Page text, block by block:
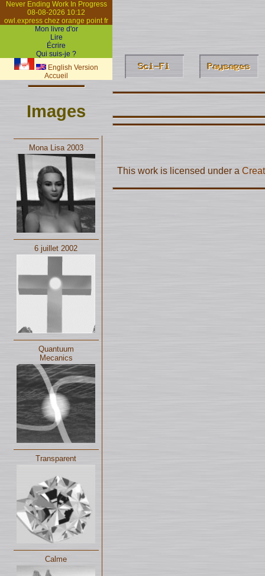
Never Ending Work In Progress
08-08-2026 10:12
owl.express chez orange point fr
Mon livre d'or
Lire
Écrire
Qui suis-je ?
English Version
Accueil
Images
Mona Lisa 2003
6 juillet 2002
Quantuum
Mecanics
Transparent
Calme
This work is licensed under a